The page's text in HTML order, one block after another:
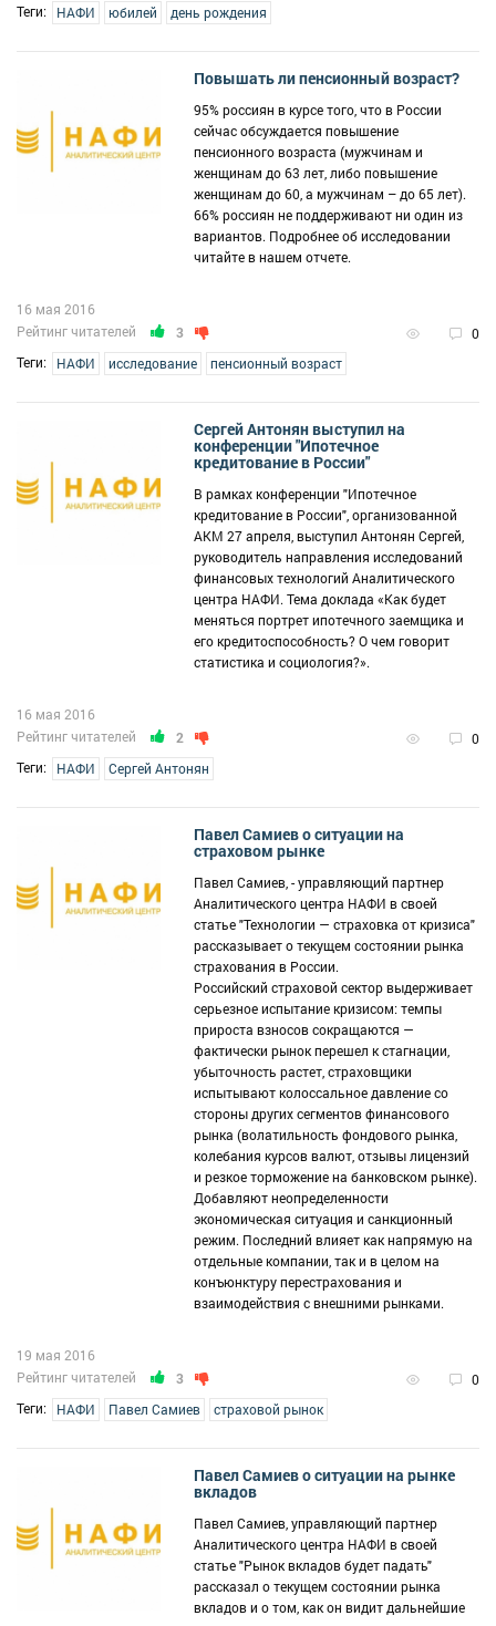
Теги: НАФИ юбилей день рождения
Повышать ли пенсионный возраст?
95% россиян в курсе того, что в России
сейчас обсуждается повышение
пенсионного возраста (мужчинам и
женщинам до 63 лет, либо повышение
женщинам до 60, а мужчинам – до 65 лет).
66% россиян не поддерживают ни один из
вариантов. Подробнее об исследовании
читайте в нашем отчете.
Рейтинг читателей 3 0
16 мая 2016
Теги: НАФИ исследование пенсионный возраст
Сергей Антонян выступил на
конференции "Ипотечное
кредитование в России"
В рамках конференции "Ипотечное
кредитование в России", организованной
АКМ 27 апреля, выступил Антонян Сергей,
руководитель направления исследований
финансовых технологий Аналитического
центра НАФИ. Тема доклада «Как будет
меняться портрет ипотечного заемщика и
его кредитоспособность? О чем говорит
статистика и социология?».
Рейтинг читателей 2 0
16 мая 2016
Теги: НАФИ Сергей Антонян
Павел Самиев о ситуации на
страховом рынке
Павел Самиев, - управляющий партнер
Аналитического центра НАФИ в своей
статье "Технологии — страховка от кризиса"
рассказывает о текущем состоянии рынка
страхования в России.
Российский страховой сектор выдерживает
серьезное испытание кризисом: темпы
прироста взносов сокращаются —
фактически рынок перешел к стагнации,
убыточность растет, страховщики
испытывают колоссальное давление со
стороны других сегментов финансового
рынка (волатильность фондового рынка,
колебания курсов валют, отзывы лицензий
и резкое торможение на банковском рынке).
Добавляют неопределенности
экономическая ситуация и санкционный
режим. Последний влияет как напрямую на
отдельные компании, так и в целом на
конъюнктуру перестрахования и
взаимодействия с внешними рынками.
Рейтинг читателей 3 0
19 мая 2016
Теги: НАФИ Павел Самиев страховой рынок
Павел Самиев о ситуации на рынке
вкладов
Павел Самиев, управляющий партнер
Аналитического центра НАФИ в своей
статье "Рынок вкладов будет падать"
рассказал о текущем состоянии рынка
вкладов и о том, как он видит дальнейшие